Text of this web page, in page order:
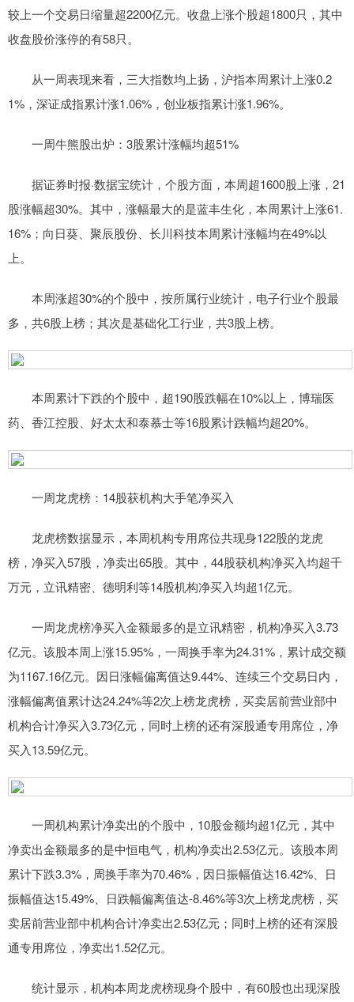
较上一个交易日缩量超2200亿元。收盘上涨个股超1800只，其中
收盘股价涨停的有58只。
从一周表现来看，三大指数均上扬，沪指本周累计上涨0.2
1%，深证成指累计涨1.06%，创业板指累计涨1.96%。
一周牛熊股出炉：3股累计涨幅均超51%
据证券时报·数据宝统计，个股方面，本周超1600股上涨，21
股涨幅超30%。其中，涨幅最大的是蓝丰生化，本周累计上涨61.
16%；向日葵、聚辰股份、长川科技本周累计涨幅均在49%以
上。
本周涨超30%的个股中，按所属行业统计，电子行业个股最
多，共6股上榜；其次是基础化工行业，共3股上榜。
本周累计下跌的个股中，超190股跌幅在10%以上，博瑞医
药、香江控股、好太太和泰慕士等16股累计跌幅均超20%。
一周龙虎榜：14股获机构大手笔净买入
龙虎榜数据显示，本周机构专用席位共现身122股的龙虎
榜，净买入57股，净卖出65股。其中，44股获机构净买入均超千
万元，立讯精密、德明利等14股机构净买入均超1亿元。
一周龙虎榜净买入金额最多的是立讯精密，机构净买入3.73
亿元。该股本周上涨15.95%，一周换手率为24.31%，累计成交额
为1167.16亿元。因日涨幅偏离值达9.44%、连续三个交易日内，
涨幅偏离值累计达24.24%等2次上榜龙虎榜，买卖居前营业部中
机构合计净买入3.73亿元，同时上榜的还有深股通专用席位，净
买入13.59亿元。
一周机构累计净卖出的个股中，10股金额均超1亿元，其中
净卖出金额最多的是中恒电气，机构净卖出2.53亿元。该股本周
累计下跌3.3%，周换手率为70.46%，因日振幅值达16.42%、日
振幅值达15.49%、日跌幅偏离值达-8.46%等3次上榜龙虎榜，买
卖居前营业部中机构合计净卖出2.53亿元；同时上榜的还有深股
通专用席位，净卖出1.52亿元。
统计显示，机构本周龙虎榜现身个股中，有60股也出现深股